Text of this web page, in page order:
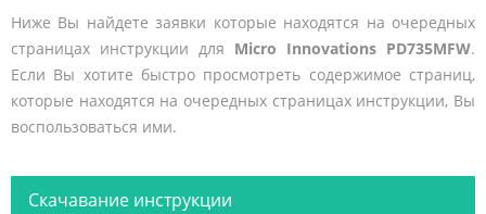
Ниже Вы найдете заявки которые находятся на очередных
страницах инструкции для Micro Innovations PD735MFW.
Если Вы хотите быстро просмотреть содержимое страниц,
которые находятся на очередных страницах инструкции, Вы
воспользоваться ими.
Скачавание инструкции